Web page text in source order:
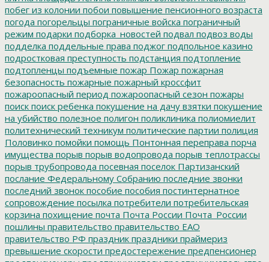
побег из колонии побои повышение пенсионного возраста
погода погорельцы пограничные войска пограничный
режим подарки подборка_новостей подвал подвоз воды
подделка поддельные права поджог подпольное казино
подростковая преступность подстанция подтопление
подтопленцы подъемные пожар Пожар пожарная
безопасность пожарные пожарный кроссфит
пожароопасный период пожароопасный сезон пожары
поиск поиск ребенка покушение на дачу взятки покушение
на убийство полезное полигон поликлиника полиомиелит
политехнический техникум политические партии полиция
Половинко помойки помощь Понтонная переправа порча
имущества порыв порыв водопровода порыв теплотрассы
порыв трубопровода посевная поселок Партизанский
послание Федеральному Собранию последние звонки
последний звонок пособие пособия постинтернатное
сопровождение посылка потребители потребительская
корзина похищение почта Почта России Почта_России
пошлины правительство правительство ЕАО
правительство РФ праздник праздники праймериз
превышение скорости предостережение предпенсионер